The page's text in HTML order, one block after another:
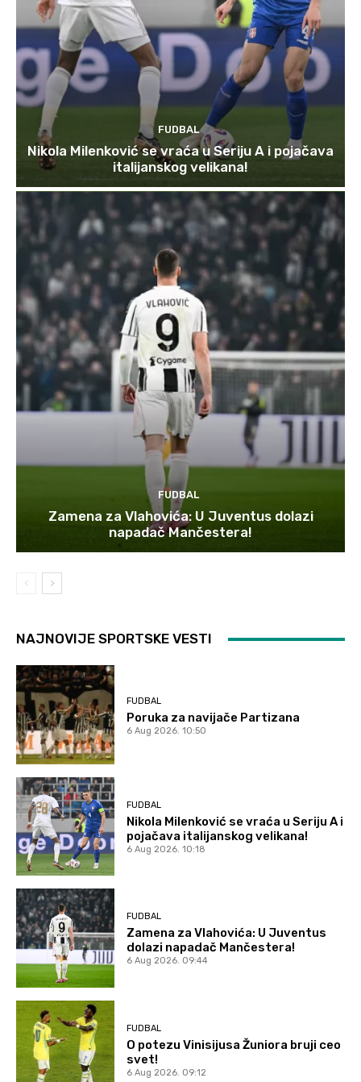
FUDBAL
Nikola Milenković se vraća u Seriju A i pojačava
italijanskog velikana!
FUDBAL
Zamena za Vlahovića: U Juventus dolazi
napadač Mančestera!
NAJNOVIJE SPORTSKE VESTI
FUDBAL
Poruka za navijače Partizana
6 Aug 2026. 10:50
FUDBAL
Nikola Milenković se vraća u Seriju A i
pojačava italijanskog velikana!
6 Aug 2026. 10:18
FUDBAL
Zamena za Vlahovića: U Juventus
dolazi napadač Mančestera!
6 Aug 2026. 09:44
FUDBAL
O potezu Vinisijusa Žuniora bruji ceo
svet!
6 Aug 2026. 09:12